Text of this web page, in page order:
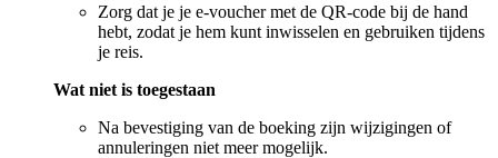
Zorg dat je je e-voucher met de QR-code bij de hand
hebt, zodat je hem kunt inwisselen en gebruiken tijdens
je reis.
Wat niet is toegestaan
Na bevestiging van de boeking zijn wijzigingen of
annuleringen niet meer mogelijk.